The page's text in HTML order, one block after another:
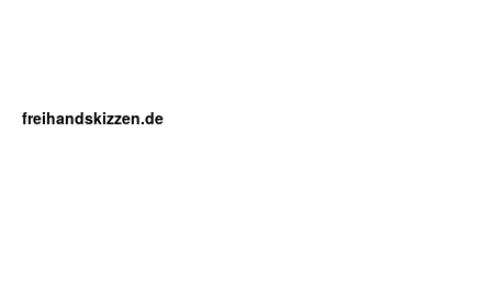
freihandskizzen.de